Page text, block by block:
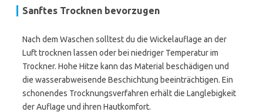
Sanftes Trocknen bevorzugen
Nach dem Waschen solltest du die Wickelauflage an der
Luft trocknen lassen oder bei niedriger Temperatur im
Trockner. Hohe Hitze kann das Material beschädigen und
die wasserabweisende Beschichtung beeinträchtigen. Ein
schonendes Trocknungsverfahren erhält die Langlebigkeit
der Auflage und ihren Hautkomfort.